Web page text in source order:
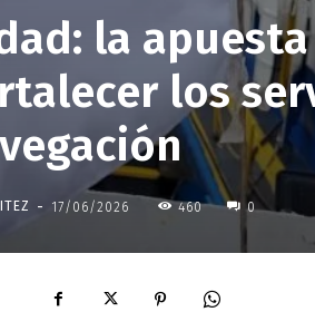
la
los
- 17/06/2026 460 0